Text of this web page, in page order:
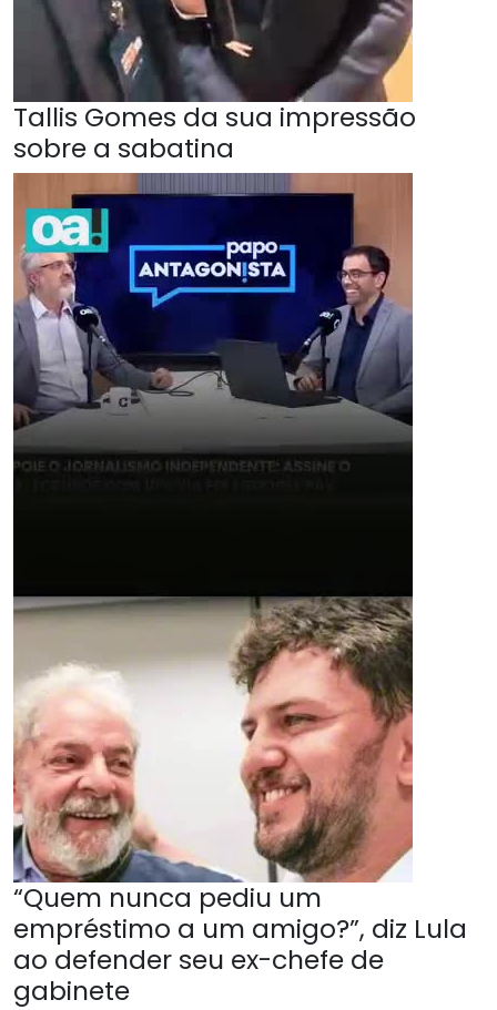
Tallis Gomes da sua impressão
sobre a sabatina
“Quem nunca pediu um
empréstimo a um amigo?”, diz Lula
ao defender seu ex-chefe de
gabinete